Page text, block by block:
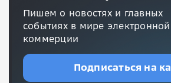
Пишем о новостях и главных
событиях в мире электронной
коммерции
Подписаться на